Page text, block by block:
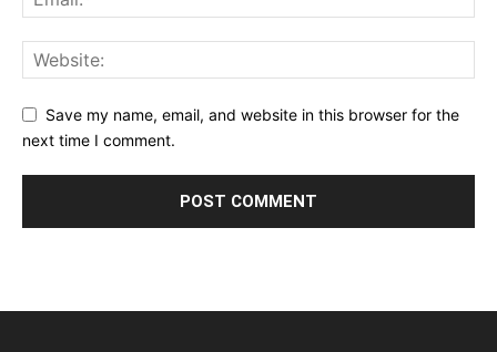
Save my name, email, and website in this browser for the
next time I comment.